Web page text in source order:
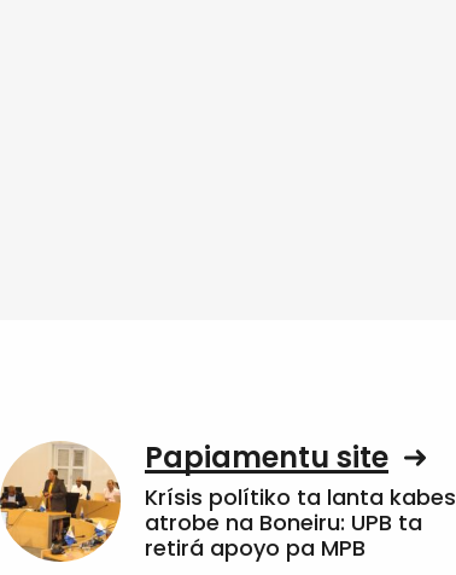
Papiamentu site
Krísis polítiko ta lanta kabes
atrobe na Boneiru: UPB ta
retirá apoyo pa MPB